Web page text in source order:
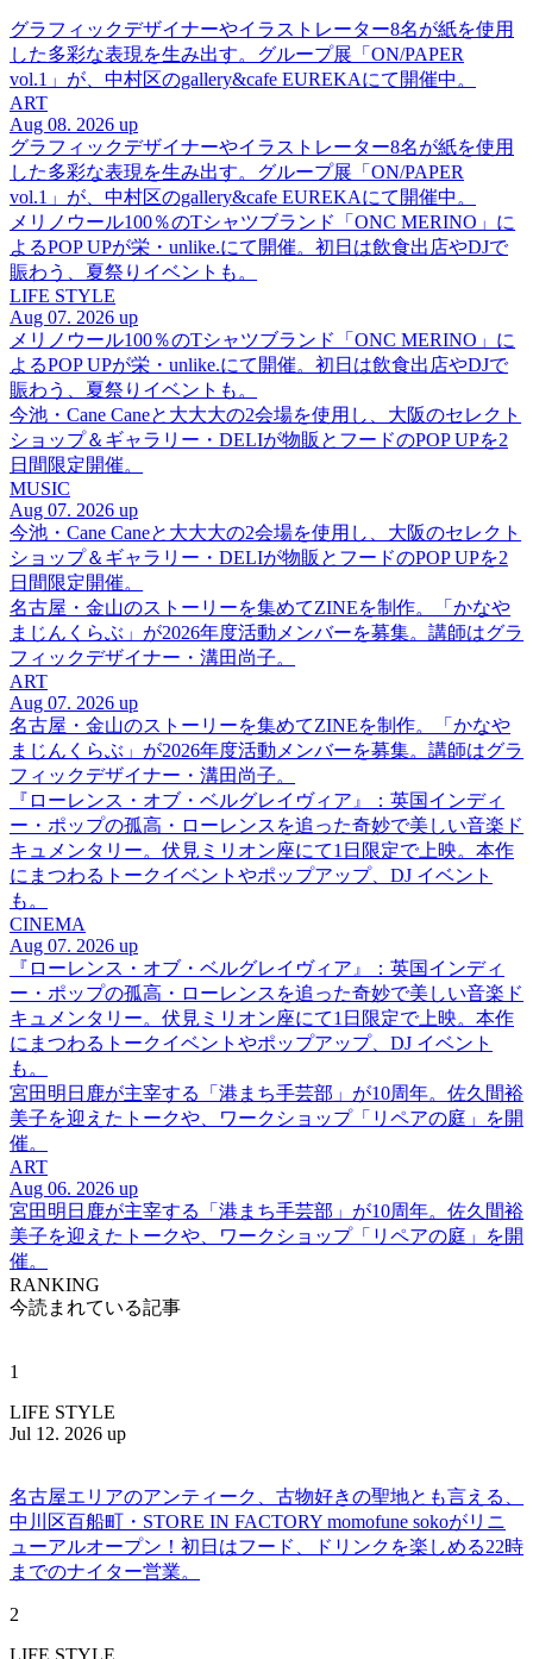
グラフィックデザイナーやイラストレーター8名が紙を使用
した多彩な表現を生み出す。グループ展「ON/PAPER
vol.1」が、中村区のgallery&cafe EUREKAにて開催中。
ART
Aug 08. 2026 up
グラフィックデザイナーやイラストレーター8名が紙を使用
した多彩な表現を生み出す。グループ展「ON/PAPER
vol.1」が、中村区のgallery&cafe EUREKAにて開催中。
メリノウール100％のTシャツブランド「ONC MERINO」に
よるPOP UPが栄・unlike.にて開催。初日は飲食出店やDJで
賑わう、夏祭りイベントも。
LIFE STYLE
Aug 07. 2026 up
メリノウール100％のTシャツブランド「ONC MERINO」に
よるPOP UPが栄・unlike.にて開催。初日は飲食出店やDJで
賑わう、夏祭りイベントも。
今池・Cane Caneと大大大の2会場を使用し、大阪のセレクト
ショップ＆ギャラリー・DELIが物販とフードのPOP UPを2
日間限定開催。
MUSIC
Aug 07. 2026 up
今池・Cane Caneと大大大の2会場を使用し、大阪のセレクト
ショップ＆ギャラリー・DELIが物販とフードのPOP UPを2
日間限定開催。
名古屋・金山のストーリーを集めてZINEを制作。「かなや
まじんくらぶ」が2026年度活動メンバーを募集。講師はグラ
フィックデザイナー・溝田尚子。
ART
Aug 07. 2026 up
名古屋・金山のストーリーを集めてZINEを制作。「かなや
まじんくらぶ」が2026年度活動メンバーを募集。講師はグラ
フィックデザイナー・溝田尚子。
『ローレンス・オブ・ベルグレイヴィア』：英国インディ
ー・ポップの孤高・ローレンスを追った奇妙で美しい音楽ド
キュメンタリー。伏見ミリオン座にて1日限定で上映。本作
にまつわるトークイベントやポップアップ、DJ イベント
も。
CINEMA
Aug 07. 2026 up
『ローレンス・オブ・ベルグレイヴィア』：英国インディ
ー・ポップの孤高・ローレンスを追った奇妙で美しい音楽ド
キュメンタリー。伏見ミリオン座にて1日限定で上映。本作
にまつわるトークイベントやポップアップ、DJ イベント
も。
宮田明日鹿が主宰する「港まち手芸部」が10周年。佐久間裕
美子を迎えたトークや、ワークショップ「リペアの庭」を開
催。
ART
Aug 06. 2026 up
宮田明日鹿が主宰する「港まち手芸部」が10周年。佐久間裕
美子を迎えたトークや、ワークショップ「リペアの庭」を開
催。
RANKING
今読まれている記事
1
LIFE STYLE
Jul 12. 2026 up
名古屋エリアのアンティーク、古物好きの聖地とも言える、
中川区百船町・STORE IN FACTORY momofune sokoがリニ
ューアルオープン！初日はフード、ドリンクを楽しめる22時
までのナイター営業。
2